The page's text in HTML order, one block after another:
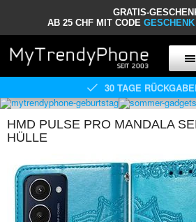
GRATIS-
AB 25 CHF MIT CODE GESCHENK
30 TAGE
HMD PULSE PRO MANDALA
HÜLLE